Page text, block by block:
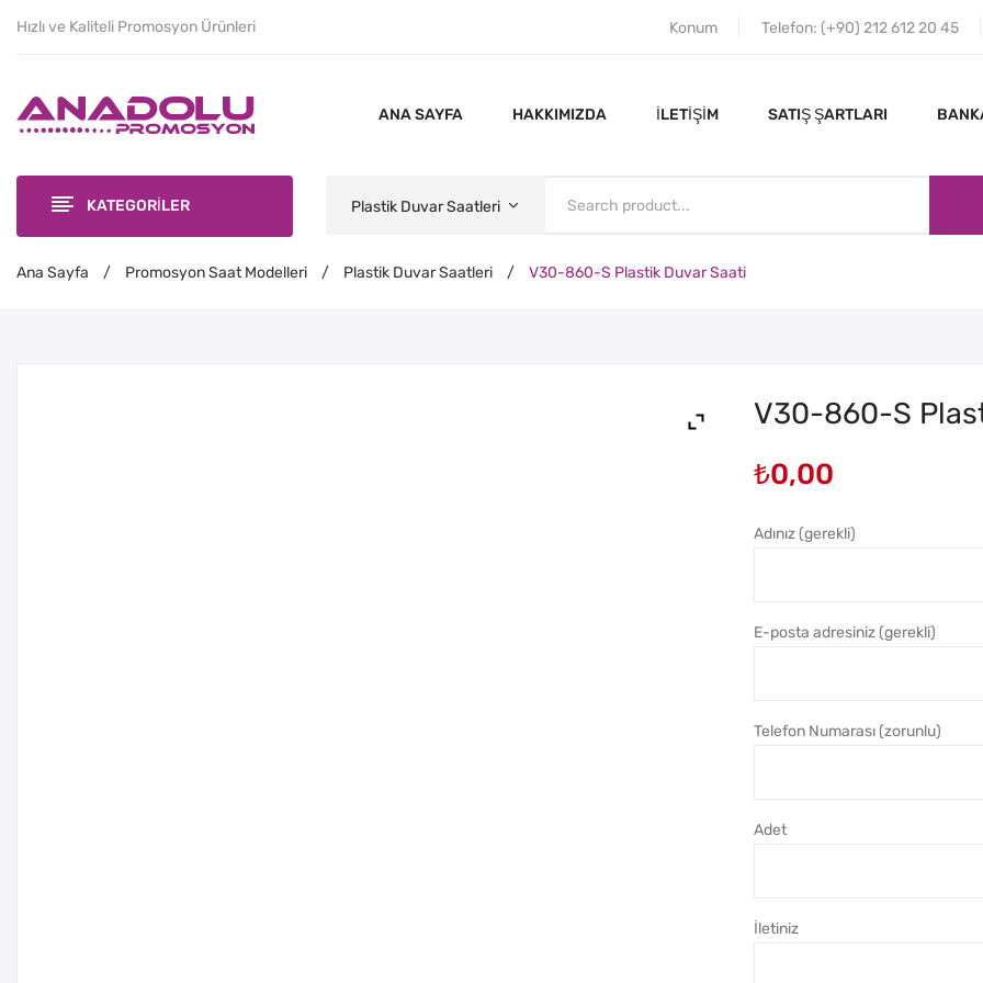
Hızlı ve Kaliteli Promosyon Ürünleri Konum Telefon: (+90) 212 612 20 45
ANA SAYFA HAKKIMIZDA İLETIŞIM SATIŞ ŞARTLARI
KATEGORİLER Plastik Duvar Saatleri
Ana Sayfa / Promosyon Saat Modelleri / Plastik Duvar Saatleri / V30-860-S Plastik Duvar Saati
V30-860-S
₺0,00
Adınız (gerekli)
E-posta adresiniz (gerekli)
Telefon Numarası (zorunlu)
Adet
İletiniz